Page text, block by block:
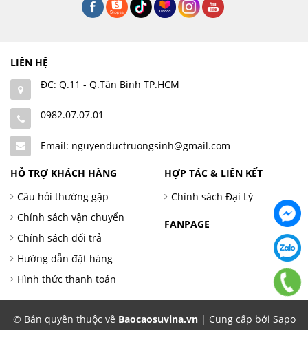
LIÊN HỆ
ĐC: Q.11 - Q.Tân Bình TP.HCM
0982.07.07.01
Email: nguyenductruongsinh@gmail.com
HỖ TRỢ KHÁCH HÀNG
Câu hỏi thường gặp
Chính sách vận chuyển
Chính sách đổi trả
Hướng dẫn đặt hàng
Hình thức thanh toán
HỢP TÁC & LIÊN KẾT
Chính sách Đại Lý
FANPAGE
© Bản quyền thuộc về Baocaosuvina.vn | Cung cấp bởi Sapo